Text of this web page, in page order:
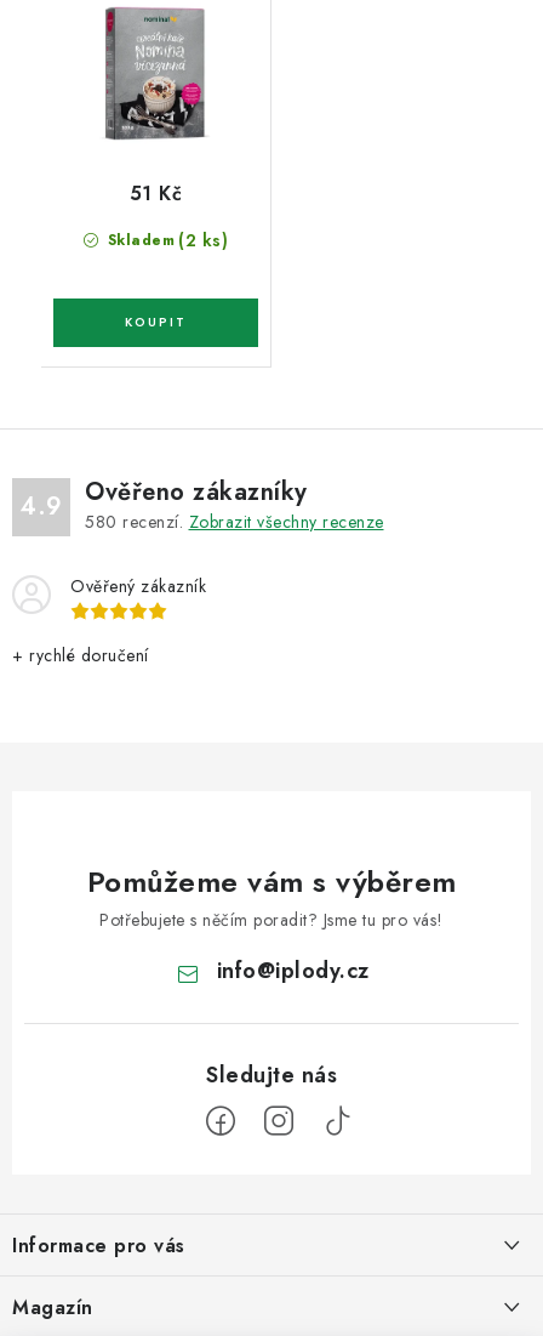
Skladem (2 ks)
51 Kč
4.9 Ověřeno zákazníky
580 recenzí. Zobrazit všechny recenze
Ověřený zákazník
+ rychlé doručení
Pomůžeme vám s výběrem
Potřebujete s něčím poradit? Jsme tu pro vás!
info@iplody.cz
p
a
Informace pro vás
Magazín